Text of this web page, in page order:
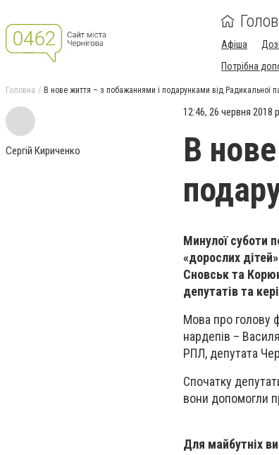
Афіша
Потрібна
Головна В нове життя – з побажаннями і подарунками від Радикальної
Сергій Кириченко
12:46, 26 червня 2018
В
Минулої суботи
«дорослих
Сновськ та
депутатів та
Мова про голову
нардепів –
РПЛ, депутата
Спочатку
вони допомогли
Для майбутніх